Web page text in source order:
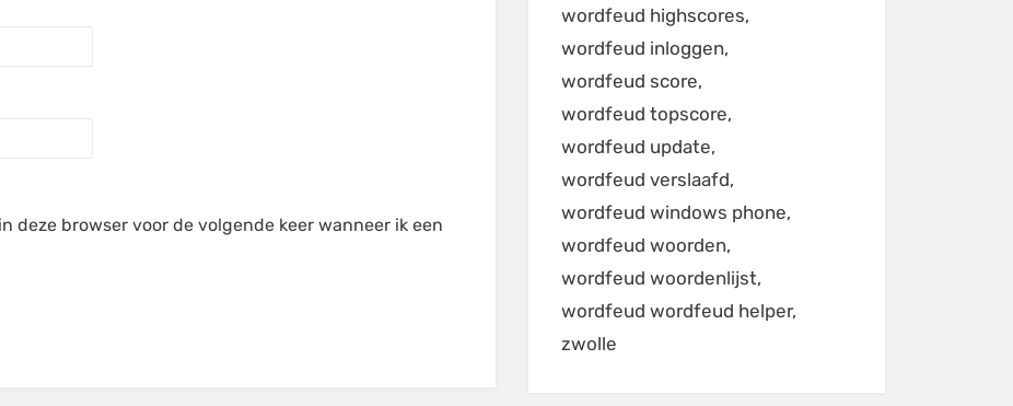
deze browser voor de volgende keer wanneer ik een
wordfeud highscores
wordfeud inloggen
wordfeud score
wordfeud topscore
wordfeud update
wordfeud verslaafd
wordfeud windows phone
wordfeud woorden
wordfeud woordenlijst
wordfeud wordfeud helper
zwolle